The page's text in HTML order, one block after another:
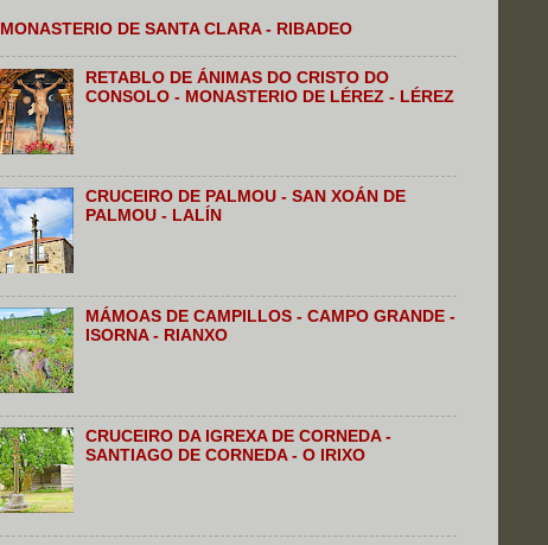
MONASTERIO DE SANTA CLARA - RIBADEO
RETABLO DE ÁNIMAS DO CRISTO DO
CONSOLO - MONASTERIO DE LÉREZ - LÉREZ
CRUCEIRO DE PALMOU - SAN XOÁN DE
PALMOU - LALÍN
MÁMOAS DE CAMPILLOS - CAMPO GRANDE -
ISORNA - RIANXO
CRUCEIRO DA IGREXA DE CORNEDA -
SANTIAGO DE CORNEDA - O IRIXO